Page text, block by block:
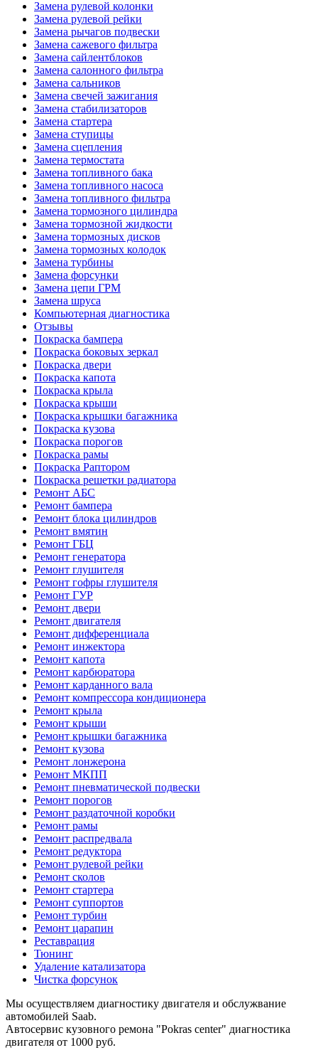
Замена рулевой колонки
Замена рулевой рейки
Замена рычагов подвески
Замена сажевого фильтра
Замена сайлентблоков
Замена салонного фильтра
Замена сальников
Замена свечей зажигания
Замена стабилизаторов
Замена стартера
Замена ступицы
Замена сцепления
Замена термостата
Замена топливного бака
Замена топливного насоса
Замена топливного фильтра
Замена тормозного цилиндра
Замена тормозной жидкости
Замена тормозных дисков
Замена тормозных колодок
Замена турбины
Замена форсунки
Замена цепи ГРМ
Замена шруса
Компьютерная диагностика
Отзывы
Покраска бампера
Покраска боковых зеркал
Покраска двери
Покраска капота
Покраска крыла
Покраска крыши
Покраска крышки багажника
Покраска кузова
Покраска порогов
Покраска рамы
Покраска Раптором
Покраска решетки радиатора
Ремонт АБС
Ремонт бампера
Ремонт блока цилиндров
Ремонт вмятин
Ремонт ГБЦ
Ремонт генератора
Ремонт глушителя
Ремонт гофры глушителя
Ремонт ГУР
Ремонт двери
Ремонт двигателя
Ремонт дифференциала
Ремонт инжектора
Ремонт капота
Ремонт карбюратора
Ремонт карданного вала
Ремонт компрессора кондиционера
Ремонт крыла
Ремонт крыши
Ремонт крышки багажника
Ремонт кузова
Ремонт лонжерона
Ремонт МКПП
Ремонт пневматической подвески
Ремонт порогов
Ремонт раздаточной коробки
Ремонт рамы
Ремонт распредвала
Ремонт редуктора
Ремонт рулевой рейки
Ремонт сколов
Ремонт стартера
Ремонт суппортов
Ремонт турбин
Ремонт царапин
Реставрация
Тюнинг
Удаление катализатора
Чистка форсунок
Мы осуществляем диагностику двигателя и обслужвание
автомобилей Saab.
Автосервис кузовного ремона "Pokras center" диагностика
двигателя от 1000 руб.